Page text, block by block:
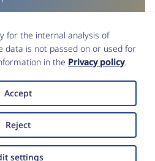
Archäologisches
for the internal analysis of
data is not passed on or used for
in the Privacy policy.
settings
Reject
Accept